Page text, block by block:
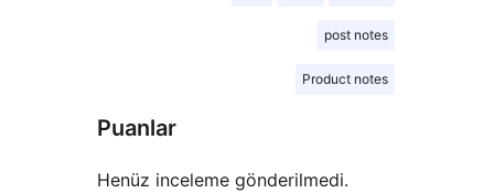
post notes
Product notes
Puanlar
Henüz inceleme gönderilmedi.